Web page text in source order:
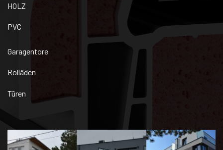
HOLZ
PVC
Garagentore
Rolläden
Türen